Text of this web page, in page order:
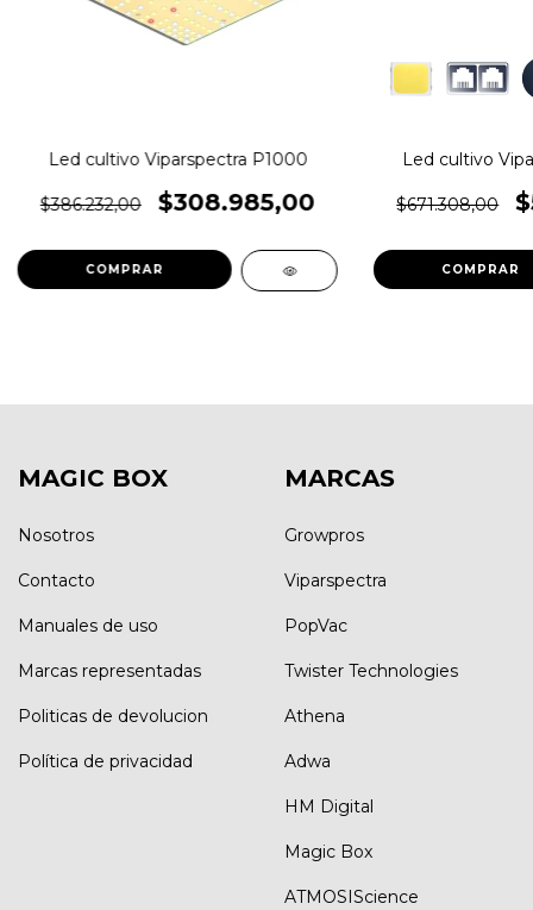
Led cultivo Viparspectra P1000
$386.232,00 $308.985,00
Led cultivo
$671.308,00
MAGIC BOX
Nosotros
Contacto
Manuales de uso
Marcas representadas
Politicas de devolucion
Política de privacidad
MARCAS
Growpros
Viparspectra
PopVac
Twister Technologies
Athena
Adwa
HM Digital
Magic Box
ATMOSIScience